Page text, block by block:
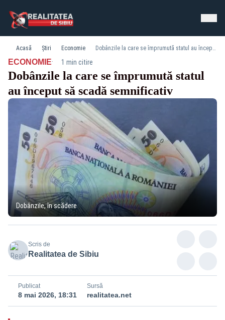
Acasă Știri Economie Dobânzile la care se împrumută statul au început să scadă semnificativ
ECONOMIE· 1 min citire
Dobânzile la care se împrumută statul
au început să scadă semnificativ
Dobânzile, în scădere
Scris de
Realitatea de Sibiu
Publicat
8 mai 2026, 18:31
Sursă
realitatea.net